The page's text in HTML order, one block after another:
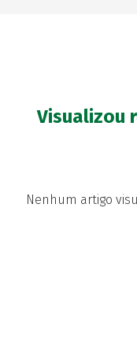
Visualizou
Nenhum artigo